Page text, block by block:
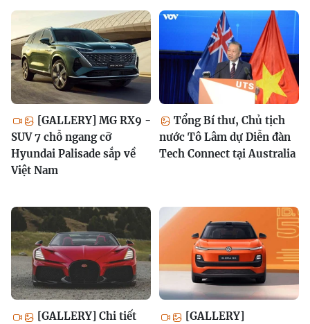
[GALLERY] MG RX9 -
SUV 7 chỗ ngang cỡ
Hyundai Palisade sắp về
Việt Nam
Tổng Bí thư, Chủ tịch
nước Tô Lâm dự Diễn đàn
Tech Connect tại Australia
[GALLERY] Chi tiết
[GALLERY]